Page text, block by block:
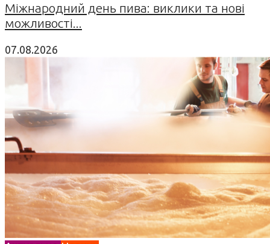
Міжнародний день пива: виклики та нові
можливості...
07.08.2026